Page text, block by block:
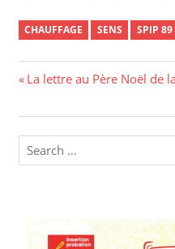
CHAUFFAGE SENS SPIP 89
La lettre au Père Noël de